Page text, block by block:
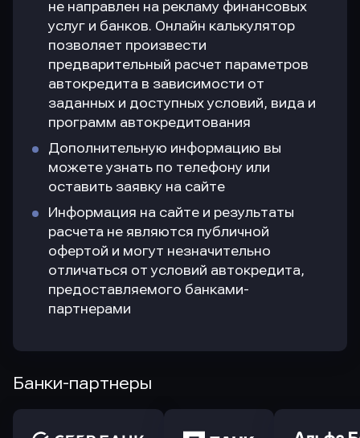
не направлен на рекламу финансовых
услуг и банков. Онлайн калькулятор
позволяет произвести
предварительный расчет параметров
автокредита в зависимости от
заданных и доступных условий, вида и
программ автокредитования
Дополнительную информацию вы
можете узнать по телефону или
оставить заявку на сайте
Информация на сайте и результаты
расчета не являются публичной
офертой и могут незначительно
отличаться от условий автокредита,
предоставляемого банками-
партнерами
Банки-партнеры